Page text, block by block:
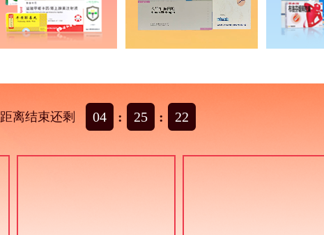
距离结束还剩 04 : 25 : 21
兴文县古宋镇阳光村党 2026/8/6
阆中市江南街道办事处